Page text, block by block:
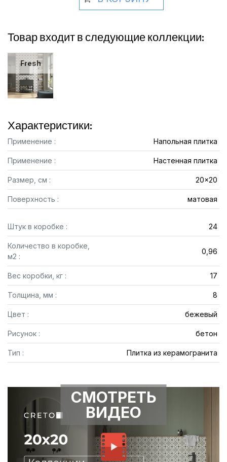
Товар входит в следующие коллекции:
Fresh
Характеристики:
Применение : Напольная плитка
Применение : Настенная плитка
Размер, см : 20x20
Поверхность : матовая
Штук в коробке : 24
Количество в коробке,
м2 :
0,96
Вес коробки, кг : 17
Толщина, мм : 8
Цвет : бежевый
Рисунок : бетон
Тип : Плитка из керамогранита
СМОТРЕТЬ
ВИДЕО